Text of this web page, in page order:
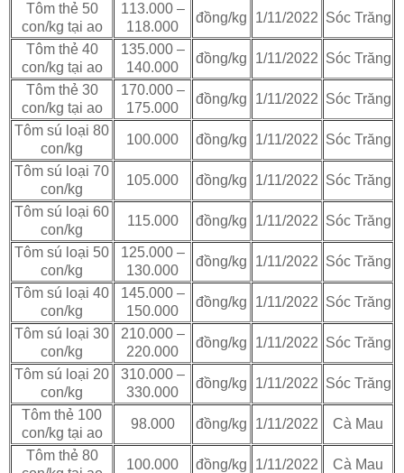
Tôm thẻ 50
con/kg tại ao
113.000 –
118.000
đồng/kg 1/11/2022 Sóc Trăng
Tôm thẻ 40
con/kg tại ao
135.000 –
140.000
đồng/kg 1/11/2022 Sóc Trăng
Tôm thẻ 30
con/kg tại ao
170.000 –
175.000
đồng/kg 1/11/2022 Sóc Trăng
Tôm sú loại 80
con/kg
100.000 đồng/kg 1/11/2022 Sóc Trăng
Tôm sú loại 70
con/kg
105.000 đồng/kg 1/11/2022 Sóc Trăng
Tôm sú loại 60
con/kg
115.000 đồng/kg 1/11/2022 Sóc Trăng
Tôm sú loại 50
con/kg
125.000 –
130.000
đồng/kg 1/11/2022 Sóc Trăng
Tôm sú loại 40
con/kg
145.000 –
150.000
đồng/kg 1/11/2022 Sóc Trăng
Tôm sú loại 30
con/kg
210.000 –
220.000
đồng/kg 1/11/2022 Sóc Trăng
Tôm sú loại 20
con/kg
310.000 –
330.000
đồng/kg 1/11/2022 Sóc Trăng
Tôm thẻ 100
con/kg tại ao
98.000 đồng/kg 1/11/2022 Cà Mau
Tôm thẻ 80
100.000 đồng/kg 1/11/2022 Cà Mau